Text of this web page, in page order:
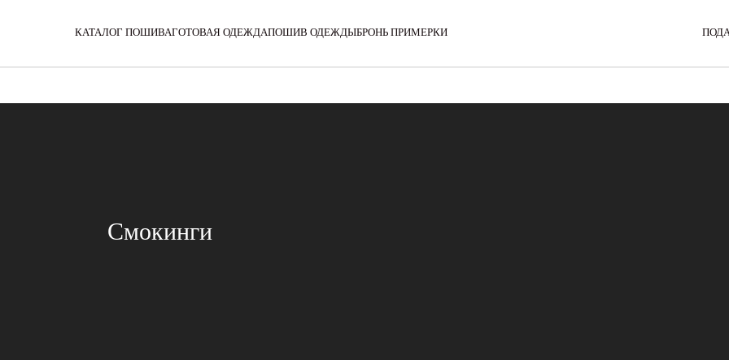
КАТАЛОГ ПОШИВАГОТОВАЯ ОДЕЖДАПОШИВ ОДЕЖДЫБРОНЬ ПРИМЕРКИ
Смокинги